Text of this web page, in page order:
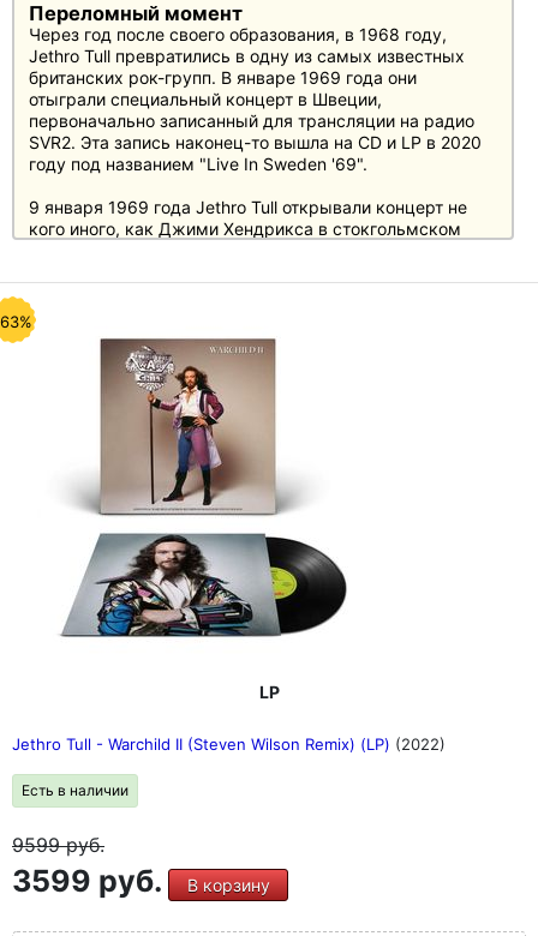
Переломный момент
Через год после своего образования, в 1968 году,
Jethro Tull превратились в одну из самых известных
британских рок-групп. В январе 1969 года они
отыграли специальный концерт в Швеции,
первоначально записанный для трансляции на радио
SVR2. Эта запись наконец-то вышла на CD и LP в 2020
году под названием "Live In Sweden '69".
9 января 1969 года Jethro Tull открывали концерт не
кого иного, как Джими Хендрикса в стокгольмском
в сторону прогрессивного и фолк-рока.
Очень необычный концертный альбом Jethro Tull,
захватывающий взгляд на раннее развитие легенд
рока: Перед вами "Live In Sweden '69".
LP
Jethro Tull - Warchild II (Steven Wilson Remix) (LP) (2022)
Есть в наличии
9599руб.
3599 руб. В корзину